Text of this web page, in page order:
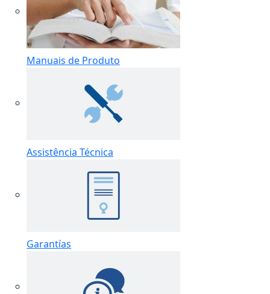
Manuais de Produto
Assistência Técnica
Garantías